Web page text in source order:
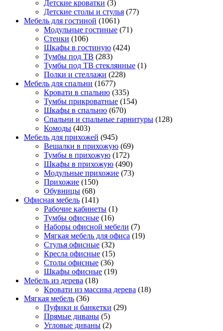
Детские кроватки (3)
Детские столы и стулья (77)
Мебель для гостиной (1061)
Модульные гостиные (71)
Стенки (106)
Шкафы в гостиную (424)
Тумбы под ТВ (283)
Тумбы под ТВ стеклянные (1)
Полки и стеллажи (228)
Мебель для спальни (1677)
Кровати в спальню (335)
Тумбы прикроватные (154)
Шкафы в спальню (670)
Спальни и спальные гарнитуры (128)
Комоды (403)
Мебель для прихожей (945)
Вешалки в прихожую (69)
Тумбы в прихожую (172)
Шкафы в прихожую (490)
Модульные прихожие (73)
Прихожие (150)
Обувницы (68)
Офисная мебель (141)
Рабочие кабинеты (1)
Тумбы офисные (16)
Наборы офисной мебели (7)
Мягкая мебель для офиса (19)
Стулья офисные (32)
Кресла офисные (15)
Столы офисные (36)
Шкафы офисные (19)
Мебель из дерева (18)
Кровати из массива дерева (18)
Мягкая мебель (36)
Пуфики и банкетки (29)
Прямые диваны (5)
Угловые диваны (2)